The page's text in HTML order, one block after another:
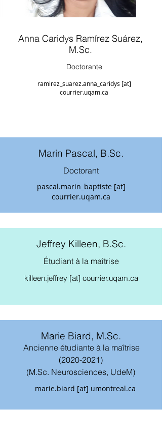
Anna Caridys Ramírez Suárez,
M.Sc.
Doctorante
ramirez_suarez.anna_caridys [at]
courrier.uqam.ca
Marin Pascal, B.Sc.
Doctorant
pascal.marin_baptiste [at]
courrier.uqam.ca
Jeffrey Killeen, B.Sc.
Étudiant à la maîtrise
killeen.jeffrey [at] courrier.uqam.ca
Marie Biard, M.Sc.
Ancienne étudiante à la maîtrise
(2020-2021)
(M.Sc. Neurosciences, UdeM)
marie.biard [at] umontreal.ca